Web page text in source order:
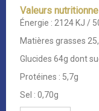
Valeurs
Énergie : 2124 KJ /
Matières grasses
Glucides 64g dont
Protéines : 5,7g
Sel : 0,70g